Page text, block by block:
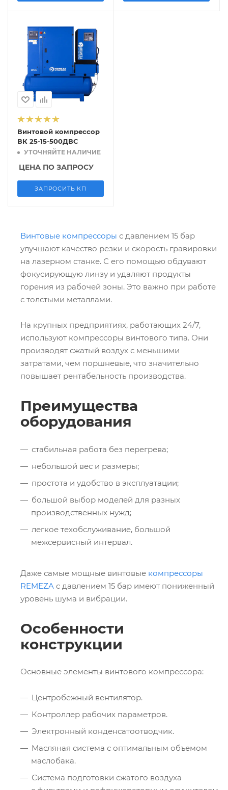
Винтовой компрессор
ВК 25-15-500ДВС
УТОЧНЯЙТЕ НАЛИЧИЕ
ЦЕНА ПО ЗАПРОСУ
ЗАПРОСИТЬ КП
Винтовые компрессоры с давлением 15 бар
улучшают качество резки и скорость гравировки
на лазерном станке. С его помощью обдувают
фокусирующую линзу и удаляют продукты
горения из рабочей зоны. Это важно при работе
с толстыми металлами.
На крупных предприятиях, работающих 24/7,
используют компрессоры винтового типа. Они
производят сжатый воздух с меньшими
затратами, чем поршневые, что значительно
повышает рентабельность производства.
Преимущества
оборудования
стабильная работа без перегрева;
небольшой вес и размеры;
простота и удобство в эксплуатации;
большой выбор моделей для разных
производственных нужд;
легкое техобслуживание, большой
межсервисный интервал.
Даже самые мощные винтовые компрессоры
REMEZA с давлением 15 бар имеют пониженный
уровень шума и вибрации.
Особенности
конструкции
Основные элементы винтового компрессора:
Центробежный вентилятор.
Контроллер рабочих параметров.
Электронный конденсатоотводчик.
Масляная система с оптимальным объемом
маслобака.
Система подготовки сжатого воздуха